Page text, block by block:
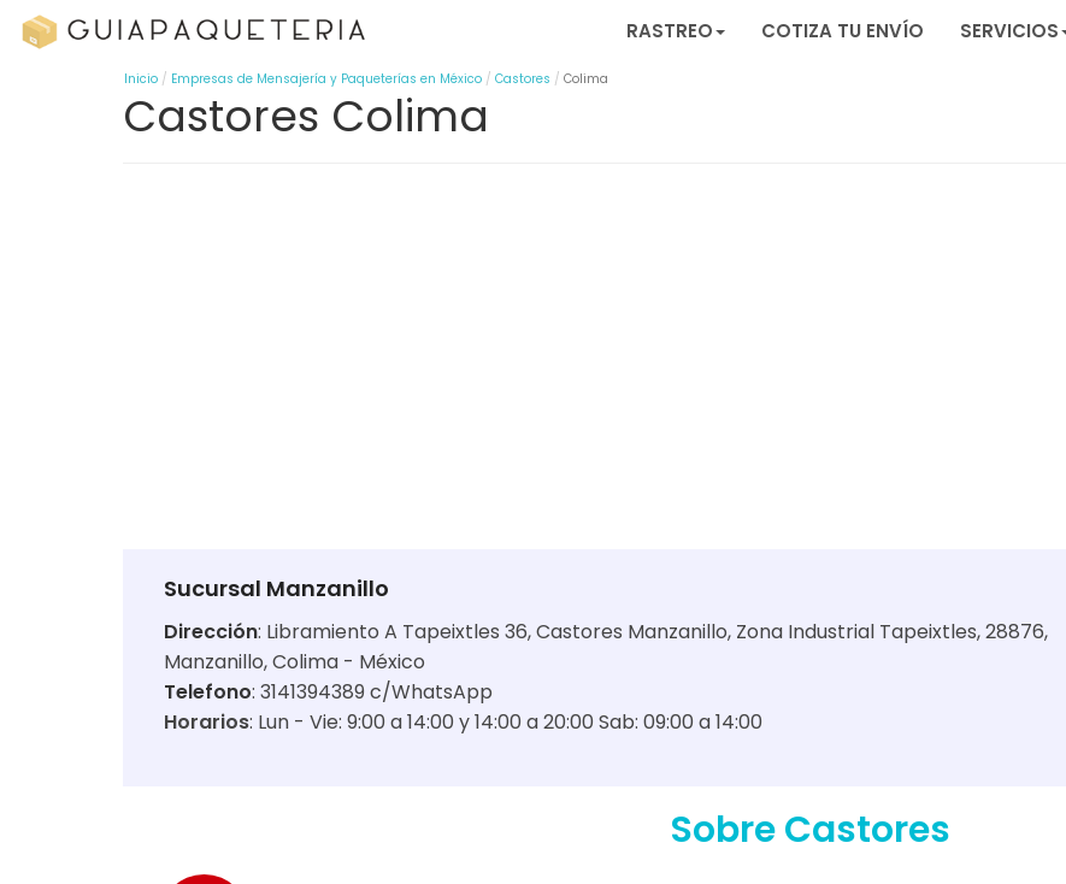
RASTREO COTIZA TU ENVÍO SERVICIOS
Inicio Empresas de Mensajería y Paqueterías en México Castores Colima
Castores Colima
Sucursal Manzanillo
Dirección: Libramiento A Tapeixtles 36, Castores Manzanillo, Zona Industrial Tapeixtles, 28876,
Manzanillo, Colima - México
Telefono: 3141394389 c/WhatsApp
Horarios: Lun - Vie: 9:00 a 14:00 y 14:00 a 20:00 Sab: 09:00 a 14:00
Sobre Castores